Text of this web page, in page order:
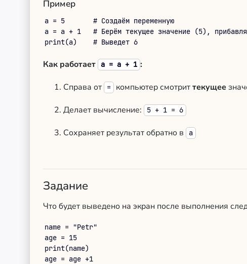
Пример
a = 5       # Создаём переменную
a = a + 1   # Берём текущее значение (5),
print(a)    # Выведет 6
Как работает a = a + 1 :
Справа от = компьютер смотриттекущее
Делает вычисление: 5 + 1 = 6
Сохраняет результат обратно в a
Задание
Что будет выведено на экран после выполнения
name = "Petr"
age = 15
print(name)
age = age +1